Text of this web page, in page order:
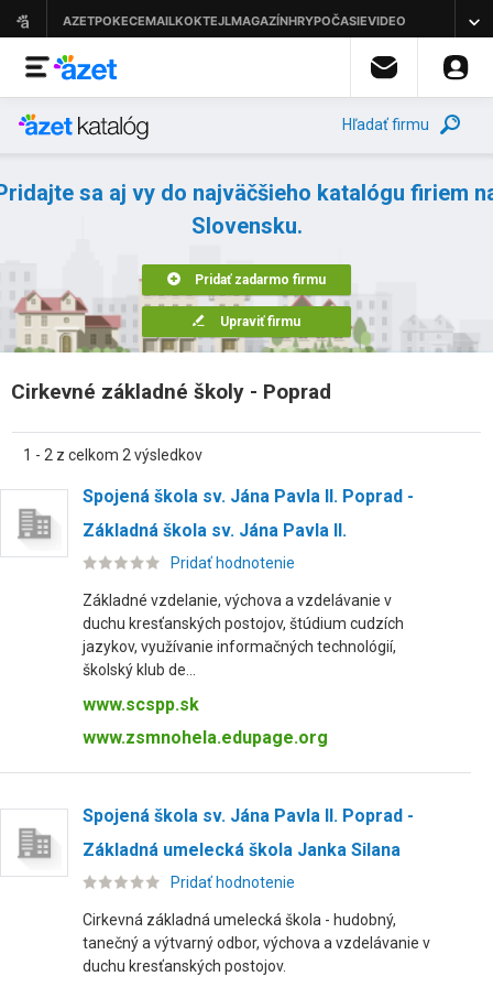
Hľadať firmu
sa aj vy do najväčšieho katalógu firiem
Slovensku.
Pridať zadarmo firmu
Upraviť firmu
Cirkevné základné školy - Poprad
1 - 2 z celkom 2 výsledkov
Spojená škola sv. Jána Pavla II. Poprad -
Základná škola sv. Jána Pavla II.
Pridať hodnotenie
Základné vzdelanie, výchova a vzdelávanie v
duchu kresťanských postojov, štúdium cudzích
jazykov, využívanie informačných technológií,
školský klub de...
www.scspp.sk
www.zsmnohela.edupage.org
Spojená škola sv. Jána Pavla II. Poprad -
Základná umelecká škola Janka Silana
Pridať hodnotenie
Cirkevná základná umelecká škola - hudobný,
tanečný a výtvarný odbor, výchova a vzdelávanie v
duchu kresťanských postojov.